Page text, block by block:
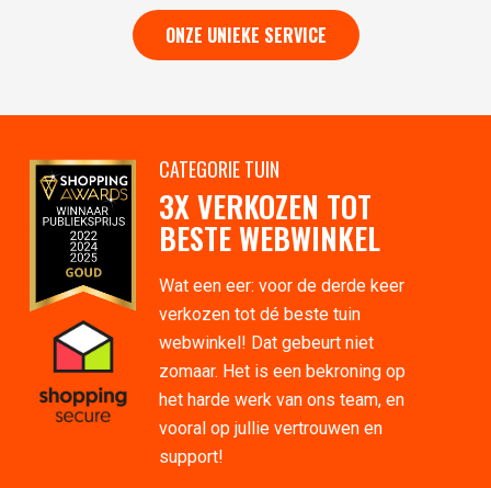
ONZE UNIEKE SERVICE
CATEGORIE TUIN
3X VERKOZEN TOT
BESTE WEBWINKEL
Wat een eer: voor de derde keer
verkozen tot dé beste tuin
webwinkel! Dat gebeurt niet
zomaar. Het is een bekroning op
het harde werk van ons team, en
vooral op jullie vertrouwen en
support!